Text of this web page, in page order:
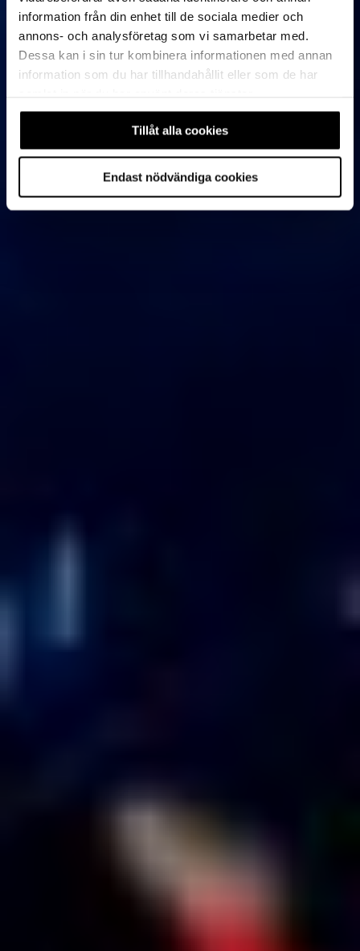
information från din enhet till de sociala medier och
annons- och analysföretag som vi samarbetar med.
Dessa kan i sin tur kombinera informationen med annan
information som du har tillhandahållit eller som de har
Tillåt alla cookies
Endast nödvändiga cookies